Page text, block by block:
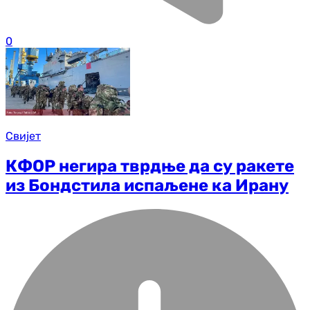
0
Свијет
КФОР негира тврдње да су ракете
из Бондстила испаљене ка Ирану